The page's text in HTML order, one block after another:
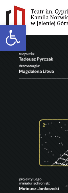
Open toolbar